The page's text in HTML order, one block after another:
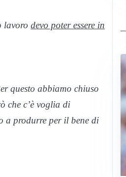
lavoro devo poter essere in
questo abbiamo chiuso
che c’è voglia di
a produrre per il bene di